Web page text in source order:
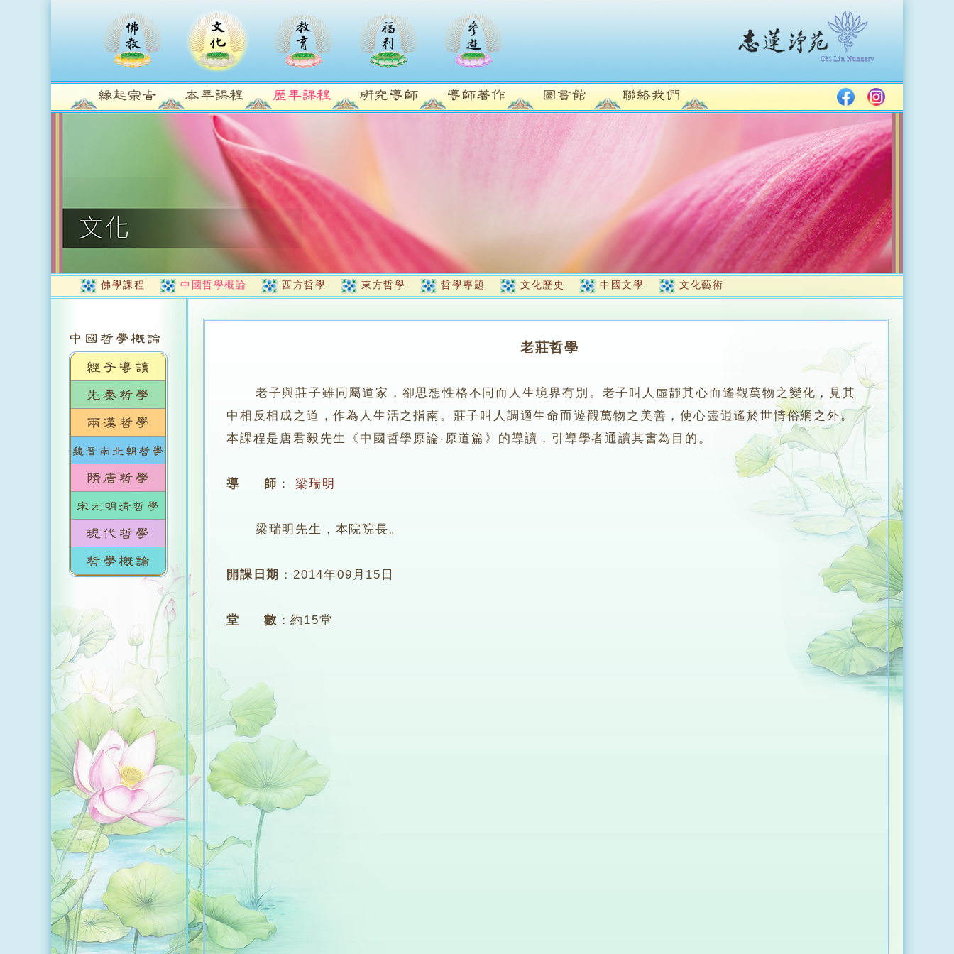
佛學課程 中國哲學概論 西方哲學 東方哲學 哲學專題 文化歷史 中國文學 文化藝術
老莊哲學
老子與莊子雖同屬道家，卻思想性格不同而人生境界有別。老子叫人虛靜其心而遙觀萬物之變化，見其
中相反相成之道，作為人生活之指南。莊子叫人調適生命而遊觀萬物之美善，使心靈逍遙於世情俗網之外。
本課程是唐君毅先生《中國哲學原論‧原道篇》的導讀，引導學者通讀其書為目的。
導 師 ： 梁瑞明
梁瑞明先生，本院院長。
開課日期 ：2014年09月15日
堂 數 ：約15堂